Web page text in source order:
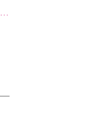
アロマワックスサシェのワークショップinPOLA中込原店ご報告【佐久市 キャンドル サシェ】